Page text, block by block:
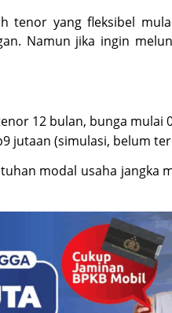
tenor yang fleksibel
Namun jika ingin
12 bulan, bunga mulai
jutaan (simulasi, belum
modal usaha jangka